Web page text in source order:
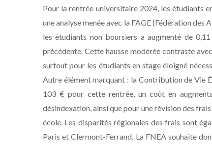
Pour la rentrée universitaire 2024, les étudiants
une analyse menée avec la FAGE (Fédération
les étudiants non boursiers a augmenté de
précédente. Cette hausse modérée contraste
surtout pour les étudiants en stage éloigné
Autre élément marquant : la Contribution de Vie
103 € pour cette rentrée, un coût en
désindexation, ainsi que pour une révision des
école. Les disparités régionales des frais sont
Paris et Clermont-Ferrand. La FNEA souhaite